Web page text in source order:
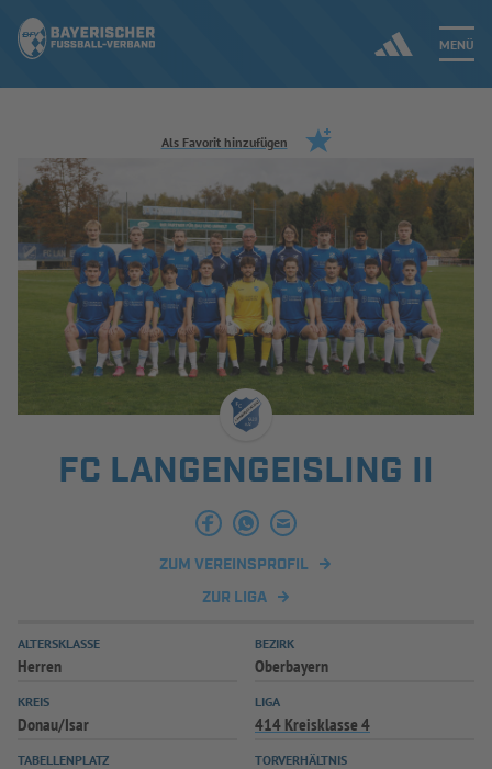
MENÜ
Jetzt einloggen
ERGEBNISSE & WETTBEWERBE
NEUIGKEITEN
SPIELBETRIEB & VERBANDSLEBEN
AUSBILDUNG & FÖRDERUNG
INFOTHEK SPIELPLUS
Als Favorit hinzufügen
FC LANGENGEISLING II
ZUM VEREINSPROFIL
ZUR LIGA
ALTERSKLASSE
Herren
BEZIRK
Oberbayern
KREIS
Donau/Isar
LIGA
414 Kreisklasse 4
TABELLENPLATZ TORVERHÄLTNIS